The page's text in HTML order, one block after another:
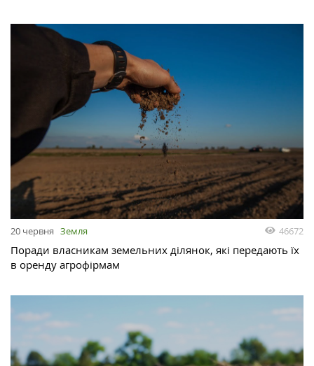
20 червня Земля 46672
Поради власникам земельних ділянок, які передають їх
в оренду агрофірмам